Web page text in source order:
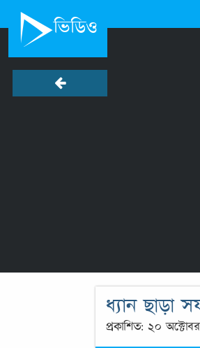
ভিডিও
ধ্যান ছাড়া
প্রকাশিত: ২০